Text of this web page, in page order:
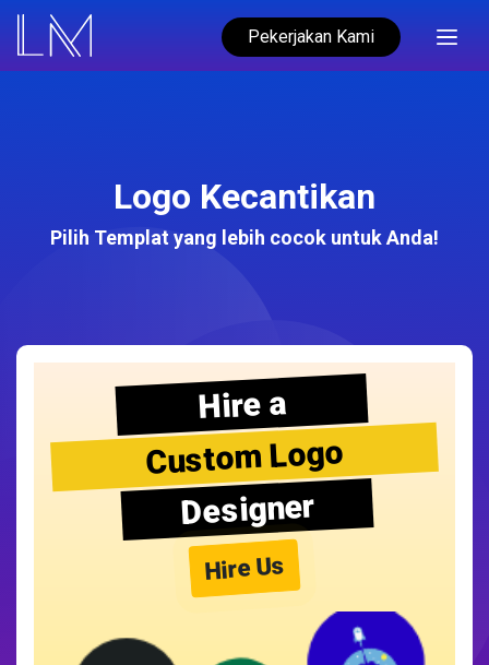
Pekerjakan Kami
Logo Kecantikan
Pilih Templat yang lebih cocok untuk Anda!
Hire a
Custom Logo
Designer
Hire Us